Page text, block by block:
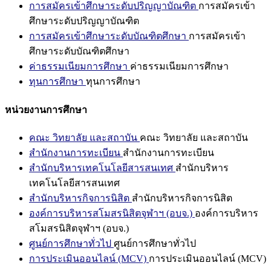
การสมัครเข้าศึกษาระดับปริญญาบัณฑิต การสมัครเข้า
ศึกษาระดับปริญญาบัณฑิต
การสมัครเข้าศึกษาระดับบัณฑิตศึกษา การสมัครเข้า
ศึกษาระดับบัณฑิตศึกษา
ค่าธรรมเนียมการศึกษา ค่าธรรมเนียมการศึกษา
ทุนการศึกษา ทุนการศึกษา
หน่วยงานการศึกษา
คณะ วิทยาลัย และสถาบัน คณะ วิทยาลัย และสถาบัน
สำนักงานการทะเบียน สำนักงานการทะเบียน
สำนักบริหารเทคโนโลยีสารสนเทศ สำนักบริหาร
เทคโนโลยีสารสนเทศ
สำนักบริหารกิจการนิสิต สำนักบริหารกิจการนิสิต
องค์การบริหารสโมสรนิสิตจุฬาฯ (อบจ.) องค์การบริหาร
สโมสรนิสิตจุฬาฯ (อบจ.)
ศูนย์การศึกษาทั่วไป ศูนย์การศึกษาทั่วไป
การประเมินออนไลน์ (MCV) การประเมินออนไลน์ (MCV)